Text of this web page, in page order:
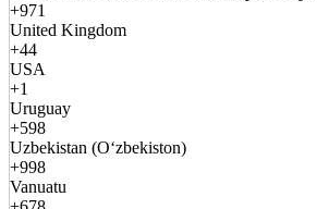
+971
United Kingdom
+44
USA
+1
Uruguay
+598
Uzbekistan (Oʻzbekiston)
+998
Vanuatu